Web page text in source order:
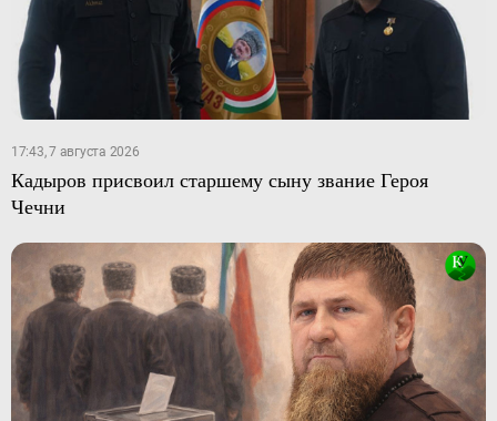
17:43, 7 августа 2026
Кадыров присвоил старшему сыну звание Героя
Чечни